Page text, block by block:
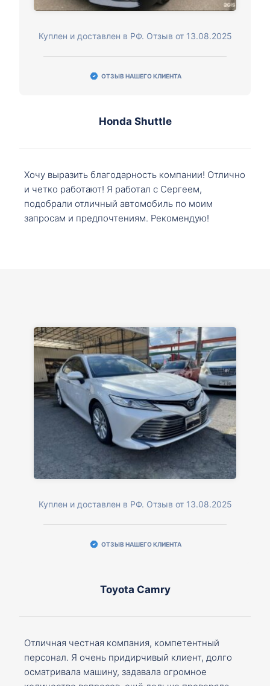
Куплен и доставлен в РФ. Отзыв от 13.08.2025
ОТЗЫВ НАШЕГО КЛИЕНТА
Honda Shuttle
Хочу выразить благодарность компании! Отлично
и четко работают! Я работал с Сергеем,
подобрали отличный автомобиль по моим
запросам и предпочтениям. Рекомендую!
Куплен и доставлен в РФ. Отзыв от 13.08.2025
ОТЗЫВ НАШЕГО КЛИЕНТА
Toyota Camry
Отличная честная компания, компетентный
персонал. Я очень придирчивый клиент, долго
осматривала машину, задавала огромное